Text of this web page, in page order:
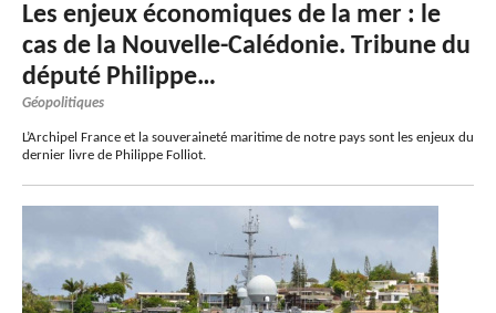
Les enjeux économiques de la mer : le
cas de la Nouvelle-Calédonie. Tribune du
député Philippe…
Géopolitiques
L’Archipel France et la souveraineté maritime de notre pays sont les enjeux du
dernier livre de Philippe Folliot.